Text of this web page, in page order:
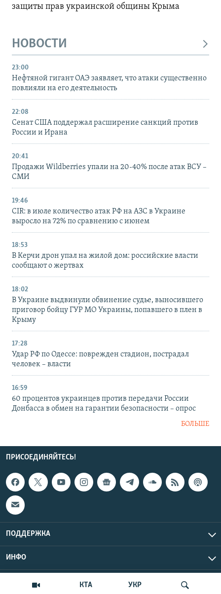
КТА УКР
защиты прав украинской общины Крыма
НОВОСТИ
23:00
Нефтяной гигант ОАЭ заявляет, что атаки существенно
повлияли на его деятельность
22:08
Сенат США поддержал расширение санкций против
России и Ирана
20:41
Продажи Wildberries упали на 20-40% после атак ВСУ –
СМИ
19:46
CIR: в июле количество атак РФ на АЗС в Украине
выросло на 72% по сравнению с июнем
18:53
В Керчи дрон упал на жилой дом: российские власти
сообщают о жертвах
18:02
В Украине выдвинули обвинение судье, выносившего
приговор бойцу ГУР МО Украины, попавшего в плен в
Крыму
17:28
Удар РФ по Одессе: поврежден стадион, пострадал
человек – власти
16:59
60 процентов украинцев против передачи России
Донбасса в обмен на гарантии безопасности – опрос
БОЛЬШЕ
ПРИСОЕДИНЯЙТЕСЬ!
ПОДДЕРЖКА
ИНФО
Copyright Крым.Реалии, 2026 | Все права защищены.
UTC+3